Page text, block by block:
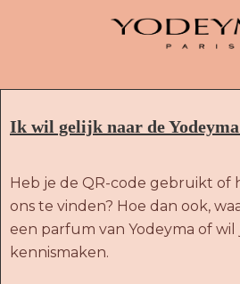
Ik wil gelijk naar de
Heb je de QR-code gebruikt of
ons te vinden? Hoe dan ook,
een parfum van Yodeyma of wil
kennismaken.